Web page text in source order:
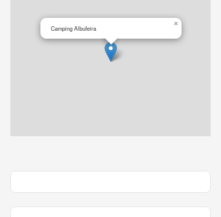
Camping Albufeira
×